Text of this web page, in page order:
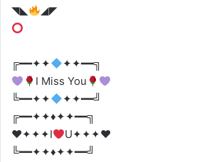
◥◣
◢◤
╔━━✦✦
✦✦━━╗
I Miss You
╚━━✦✦
✦✦━━╝
╔━━✦✦♦️✦✦━━╗
♥️✦✦✦I U✦✦✦♥️
╚━━✦✦♦️✦✦━━╝